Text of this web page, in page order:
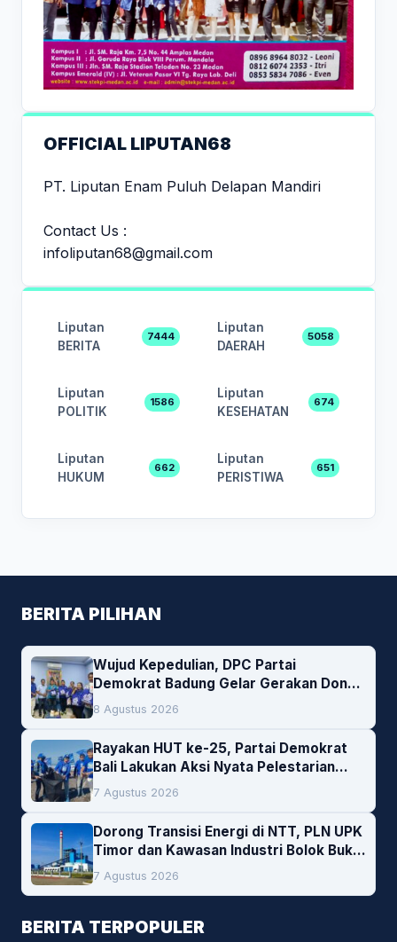
OFFICIAL LIPUTAN68
PT. Liputan Enam Puluh Delapan Mandiri
Contact Us :
infoliputan68@gmail.com
Liputan
BERITA
7444
Liputan
DAERAH
5058
Liputan
POLITIK
1586
Liputan
KESEHATAN
674
Liputan
HUKUM
662
Liputan
PERISTIWA
651
BERITA PILIHAN
Wujud Kepedulian, DPC Partai
Demokrat Badung Gelar Gerakan Donor
Darah
8 Agustus 2026
Rayakan HUT ke-25, Partai Demokrat
Bali Lakukan Aksi Nyata Pelestarian
Lingkungan
7 Agustus 2026
Dorong Transisi Energi di NTT, PLN UPK
Timor dan Kawasan Industri Bolok Buka
Peluang Investasi Woodchip untuk
Cofiring PLTU Bolok
7 Agustus 2026
BERITA TERPOPULER